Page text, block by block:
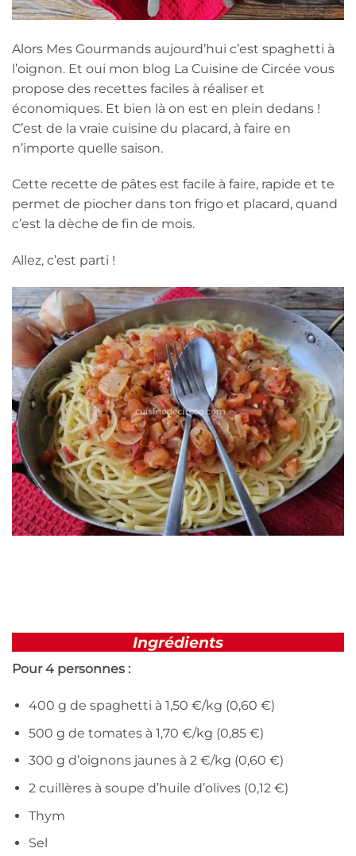
Alors Mes Gourmands aujourd’hui c’est spaghetti à
l’oignon. Et oui mon blog La Cuisine de Circée vous
propose des recettes faciles à réaliser et
économiques. Et bien là on est en plein dedans !
C’est de la vraie cuisine du placard, à faire en
n’importe quelle saison.
Cette recette de pâtes est facile à faire, rapide et te
permet de piocher dans ton frigo et placard, quand
c’est la dèche de fin de mois.
Allez, c’est parti !
Ingrédients
Pour 4 personnes :
400 g de spaghetti à 1,50 €/kg (0,60 €)
500 g de tomates à 1,70 €/kg (0,85 €)
300 g d’oignons jaunes à 2 €/kg (0,60 €)
2 cuillères à soupe d’huile d’olives (0,12 €)
Thym
Sel